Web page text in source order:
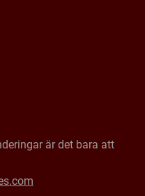
är det bara att